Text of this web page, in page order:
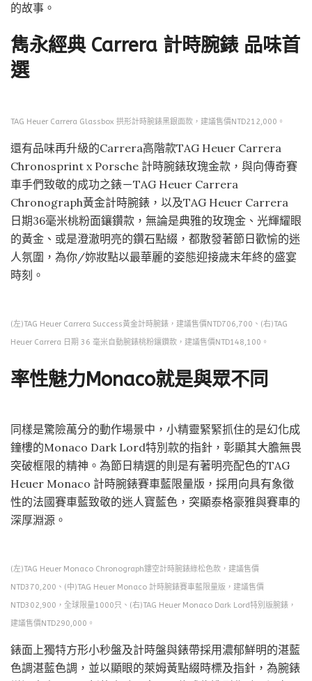
的故事。
雋永經典 Carrera 計時腕錶 品味首
選
TAG Heuer Carrera Glassbox 拱形計時腕錶黑銀面款，建議售價NTD212,000。
還有品味再升級的Carrera高階款TAG Heuer Carrera
Chronosprint x Porsche 計時腕錶玫瑰金款，與向傳奇賽
車手們致敬的成功之錶－TAG Heuer Carrera
Chronograph黃金計時腕錶，以及TAG Heuer Carrera
日期36毫米桃粉面鑲鑽款，無論是典雅的玫瑰金、光輝耀眼
的黃金、或是澄澈明亮的鑽石點綴，都散發著節日歡愉的迷
人氛圍，為你/妳妝點以最華麗的姿態迎接歲末年終的盛宴
時刻。
(左)TAG Heuer Carrera Success黃金計時腕錶，建議售價NTD706,700、(右)TAG
Heuer Carrera 日期 36 毫米自動腕錶桃粉鑲鑽款，建議售價NTD148,100。
率性魅力Monaco就是與眾不同
同樣是驚險萬分的動作場景中，小精靈緊緊抓住的是幻化成
鐘樓的Monaco Dark Lord特別款的指針，彰顯其大膽無畏
突破框限的精神。為節日精選的則是有著明亮配色的TAG
Heuer Monaco 計時腕錶賽車藍限量版，採用向具有象徵
性的法國賽車藍致敬的迷人寶藍色，突顯泰格豪雅與賽車的
深厚淵源。
(左)TAG Heuer Monaco Chronograph鏤空計時腕錶綠松色款，建議售價
NTD370,200、(中)TAG Heuer Monaco 計時腕錶賽車藍限量版，建議售價
NTD302,900，全球限量1000只、(右)TAG Heuer Monaco Dark Lord特別版腕錶，
建議售價NTD290,000。
錶面上獨特方形小秒盤及計時盤與錶帶採用濃郁鮮明的湛藍
色調湛藍色調，並以顯眼的萊姆黃點綴時標及指針，為腕錶